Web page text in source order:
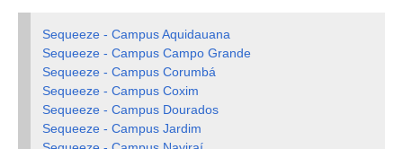
Sequeeze - Campus Aquidauana
Sequeeze - Campus Campo Grande
Sequeeze - Campus Corumbá
Sequeeze - Campus Coxim
Sequeeze - Campus Dourados
Sequeeze - Campus Jardim